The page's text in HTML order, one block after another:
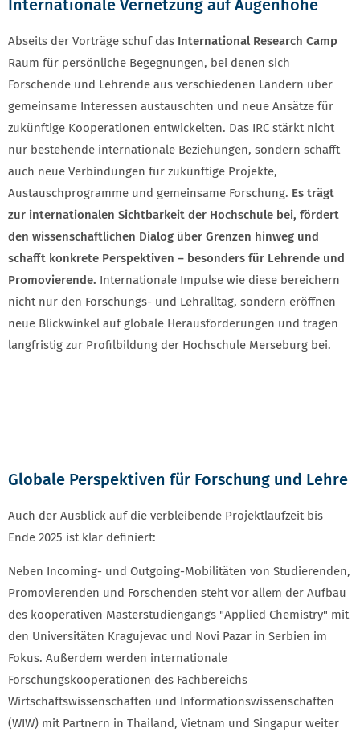
Internationale Vernetzung auf Augenhöhe
Abseits der Vorträge schuf das International Research Camp
Raum für persönliche Begegnungen, bei denen sich
Forschende und Lehrende aus verschiedenen Ländern über
gemeinsame Interessen austauschten und neue Ansätze für
zukünftige Kooperationen entwickelten. Das IRC stärkt nicht
nur bestehende internationale Beziehungen, sondern schafft
auch neue Verbindungen für zukünftige Projekte,
Austauschprogramme und gemeinsame Forschung. Es trägt
zur internationalen Sichtbarkeit der Hochschule bei, fördert
den wissenschaftlichen Dialog über Grenzen hinweg und
schafft konkrete Perspektiven – besonders für Lehrende und
Promovierende. Internationale Impulse wie diese bereichern
nicht nur den Forschungs- und Lehralltag, sondern eröffnen
neue Blickwinkel auf globale Herausforderungen und tragen
langfristig zur Profilbildung der Hochschule Merseburg bei.
Globale Perspektiven für Forschung und Lehre
Auch der Ausblick auf die verbleibende Projektlaufzeit bis
Ende 2025 ist klar definiert:
Neben Incoming- und Outgoing-Mobilitäten von Studierenden,
Promovierenden und Forschenden steht vor allem der Aufbau
des kooperativen Masterstudiengangs "Applied Chemistry" mit
den Universitäten Kragujevac und Novi Pazar in Serbien im
Fokus. Außerdem werden internationale
Forschungskooperationen des Fachbereichs
Wirtschaftswissenschaften und Informationswissenschaften
(WIW) mit Partnern in Thailand, Vietnam und Singapur weiter